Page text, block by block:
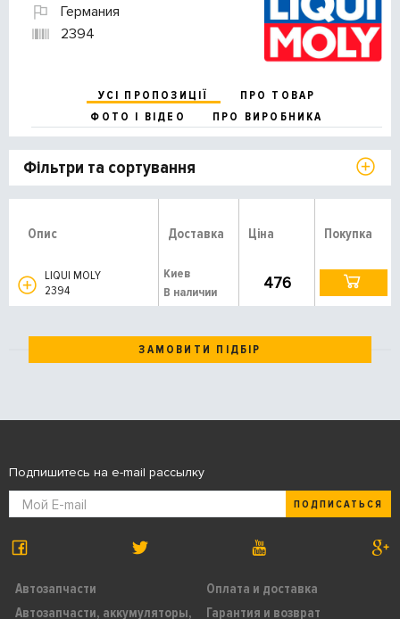
Германия
2394
УСІ ПРОПОЗИЦІЇ
ПРО ТОВАР
ФОТО І ВІДЕО
ПРО ВИРОБНИКА
Фільтри та сортування
Опис Доставка Ціна Покупка
LIQUI MOLY
2394
Киев
В наличии
476
ЗАМОВИТИ ПІДБІР
Автозапчасти
Автозапчасти, аккумуляторы,
Оплата и доставка
Гарантия и возврат
Подпишитесь на e-mail рассылку
ПОДПИСАТЬСЯ